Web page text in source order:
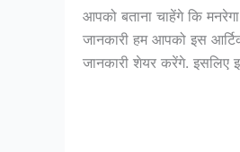
आपको बताना चाहेंगे कि
जानकारी हम आपको इस
जानकारी शेयर करेंगे.